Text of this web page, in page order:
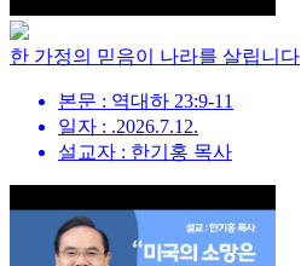
한 가정의 믿음이 나라를 살립니다
본문 : 역대하 23:9-11
일자 : .2026.7.12.
설교자 : 한기홍 목사